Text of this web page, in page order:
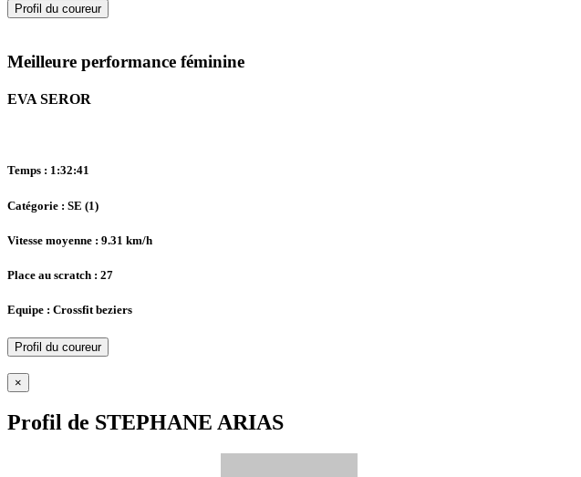
Profil du coureur
Meilleure performance féminine
EVA SEROR
Temps : 1:32:41
Catégorie : SE (1)
Vitesse moyenne : 9.31 km/h
Place au scratch : 27
Equipe : Crossfit beziers
Profil du coureur
×
Profil de STEPHANE ARIAS